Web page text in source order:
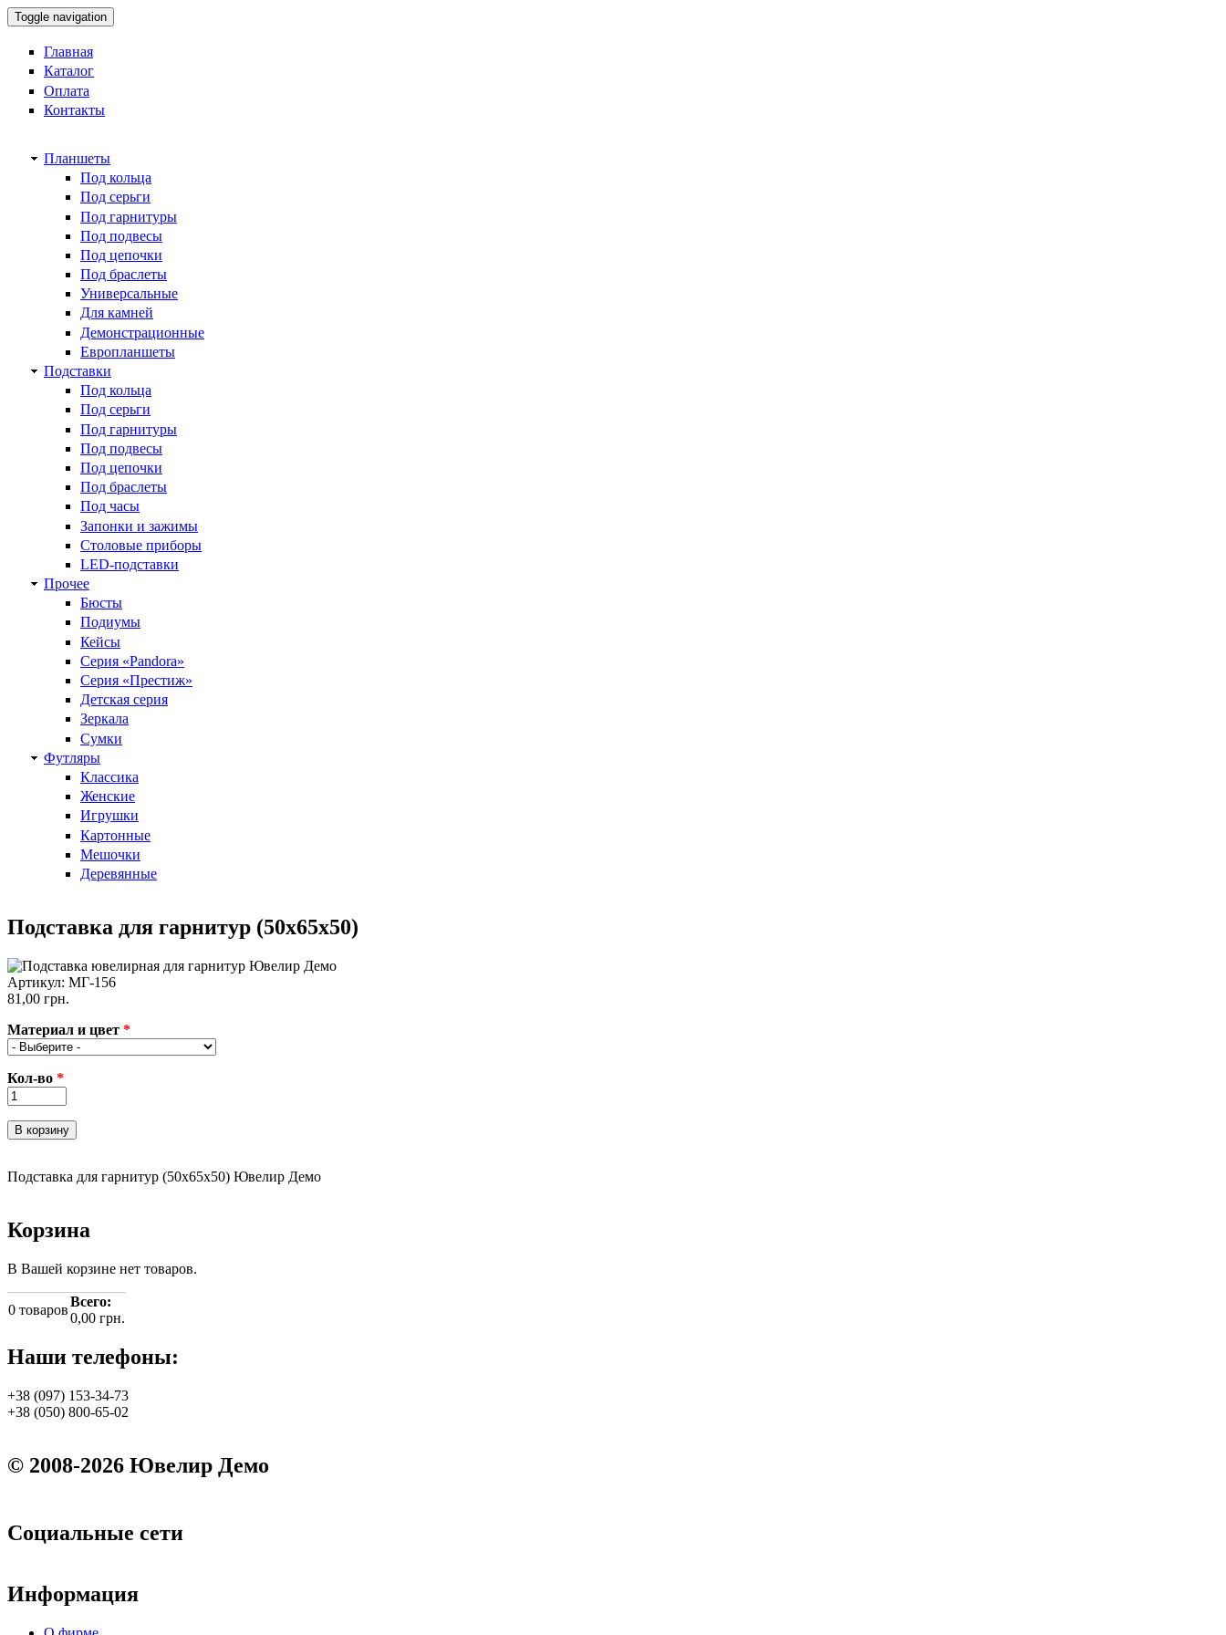
Toggle navigation
Главная
Каталог
Оплата
Контакты
Планшеты
Под кольца
Под серьги
Под гарнитуры
Под подвесы
Под цепочки
Под браслеты
Универсальные
Для камней
Демонстрационные
Европланшеты
Подставки
Под кольца
Под серьги
Под гарнитуры
Под подвесы
Под цепочки
Под браслеты
Под часы
Запонки и зажимы
Столовые приборы
LED-подставки
Прочее
Бюсты
Подиумы
Кейсы
Серия «Pandora»
Серия «Престиж»
Детская серия
Зеркала
Сумки
Футляры
Классика
Женские
Игрушки
Картонные
Мешочки
Деревянные
Подставка для гарнитур (50х65х50)
Артикул: МГ-156
81,00 грн.
Материал и цвет *
Кол-во *
Подставка для гарнитур (50х65х50) Ювелир Демо
Корзина
В Вашей корзине нет товаров.
0 товаров
Всего:
0,00 грн.
Наши телефоны:
+38 (097) 153-34-73
+38 (050) 800-65-02
© 2008-2026 Ювелир Демо
Социальные сети
Информация